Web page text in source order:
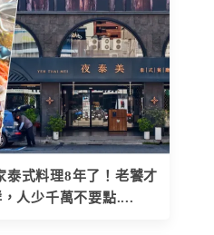
泰式料理8年了！老饕才
人少千萬不要點....